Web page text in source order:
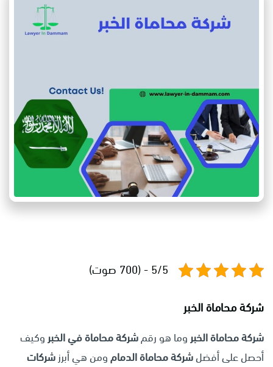
5/5 - (700 صوت)
شركة محاماة الخبر
شركة محاماة الخبر وما هو رقمشركة محاماة في الخبر وكيف
أحصل على أفضلشركة محاماة الدمامومن هي أبرز شركات